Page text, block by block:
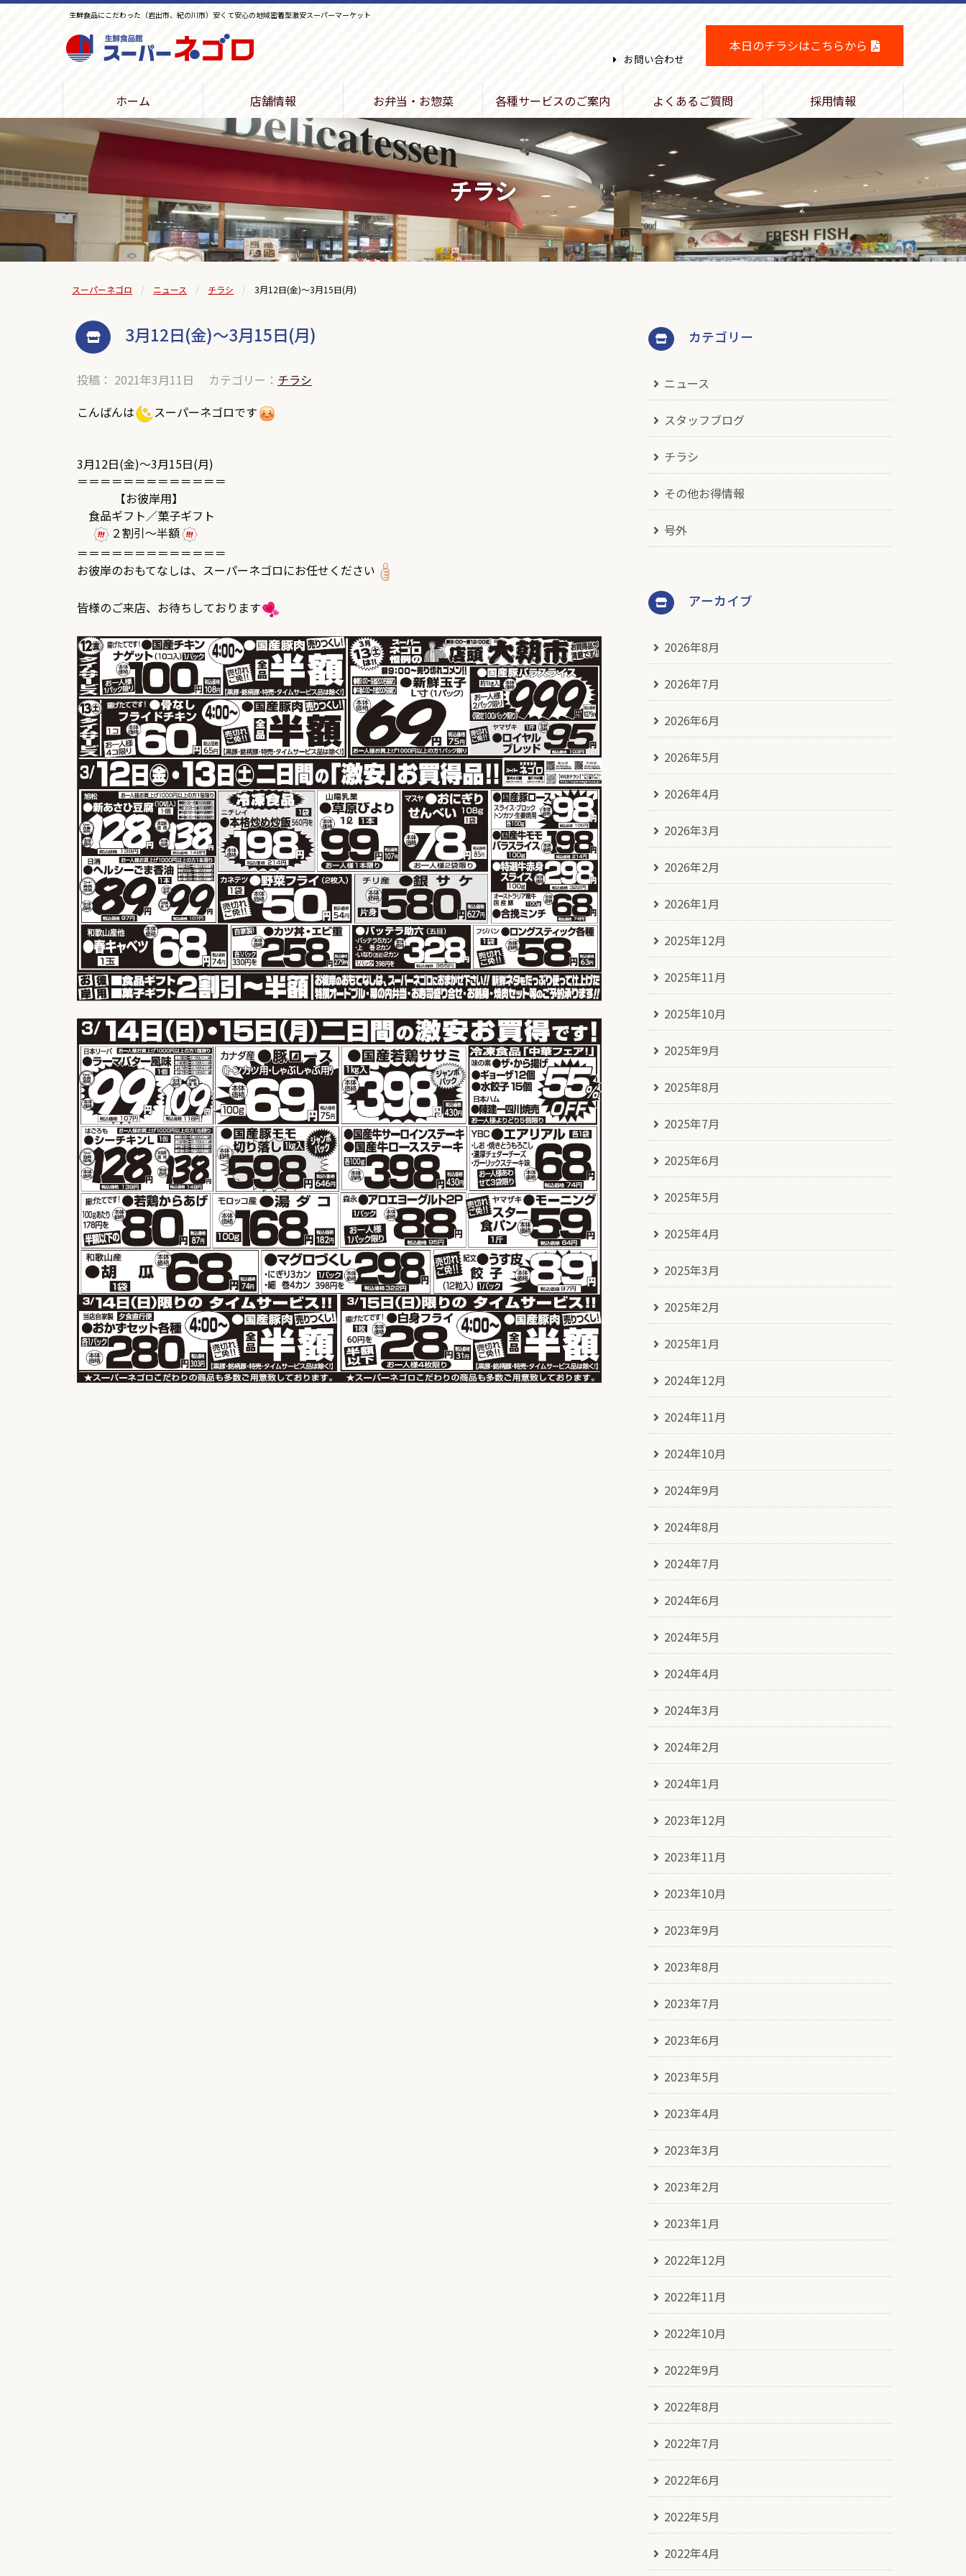
生鮮食品にこだわった（岩出市、紀の川市）安くて安心の地域密着型激安スーパーマーケット
本日のチラシはこちらから
お問い合わせ
ホーム 店舗情報 お弁当・お惣菜 各種サービスのご案内 よくあるご質問 採用情報
チラシ
スーパーネゴロ ニュース チラシ 3月12日(金)～3月15日(月)
3月12日(金)～3月15日(月)
投稿： 2021年3月11日 カテゴリー： チラシ
こんばんは
スーパーネゴロです
3月12日(金)～3月15日(月)
＝＝＝＝＝＝＝＝＝＝＝＝＝
【お彼岸用】
食品ギフト／菓子ギフト
２割引～半額
＝＝＝＝＝＝＝＝＝＝＝＝＝
お彼岸のおもてなしは、スーパーネゴロにお任せください
皆様のご来店、お待ちしております
カテゴリー
ニュース
スタッフブログ
チラシ
その他お得情報
号外
アーカイブ
2026年8月
2026年7月
2026年6月
2026年5月
2026年4月
2026年3月
2026年2月
2026年1月
2025年12月
2025年11月
2025年10月
2025年9月
2025年8月
2025年7月
2025年6月
2025年5月
2025年4月
2025年3月
2025年2月
2025年1月
2024年12月
2024年11月
2024年10月
2024年9月
2024年8月
2024年7月
2024年6月
2024年5月
2024年4月
2024年3月
2024年2月
2024年1月
2023年12月
2023年11月
2023年10月
2023年9月
2023年8月
2023年7月
2023年6月
2023年5月
2023年4月
2023年3月
2023年2月
2023年1月
2022年12月
2022年11月
2022年10月
2022年9月
2022年8月
2022年7月
2022年6月
2022年5月
2022年4月